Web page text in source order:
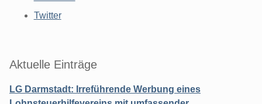
Twitter
Aktuelle Einträge
LG Darmstadt: Irreführende Werbung eines